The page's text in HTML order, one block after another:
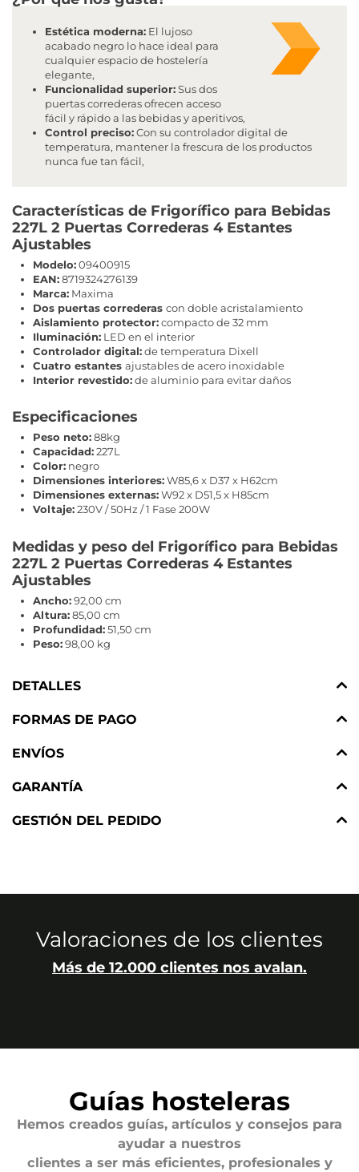
Estética moderna: El lujoso
acabado negro lo hace ideal para
cualquier espacio de hostelería
elegante,
Funcionalidad superior:Sus dos
puertas correderas ofrecen acceso
fácil y rápido a las bebidas y aperitivos,
Control preciso:Con su controlador digital de
temperatura, mantener la frescura de los productos
nunca fue tan fácil,
Características de Frigorífico para Bebidas
227L 2 Puertas Correderas 4 Estantes
Ajustables
Modelo:09400915
EAN:8719324276139
Marca: Maxima
Dos puertas correderas con doble acristalamiento
Aislamiento protector:compacto de 32 mm
Iluminación: LED en el interior
Controlador digital:de temperatura Dixell
Cuatro estantes ajustables de acero inoxidable
Interior revestido:de aluminio para evitar daños
Especificaciones
Peso neto:88kg
Capacidad:227L
Color: negro
Dimensiones interiores:W85,6 x D37 x H62cm
Dimensiones externas:W92 x D51,5 x H85cm
Voltaje:230V / 50Hz / 1 Fase 200W
Medidas y peso del Frigorífico para Bebidas
227L 2 Puertas Correderas 4 Estantes
Ajustables
Ancho:92,00 cm
Altura:85,00 cm
Profundidad:51,50 cm
Peso:98,00 kg
DETALLES
FORMAS DE PAGO
ENVÍOS
GARANTÍA
GESTIÓN DEL PEDIDO
Valoraciones de los clientes
Más de 12.000 clientes nos avalan.
Guías hosteleras
Hemos creados guías, artículos y consejos para
ayudar a nuestros
clientes a ser más eficientes, profesionales y